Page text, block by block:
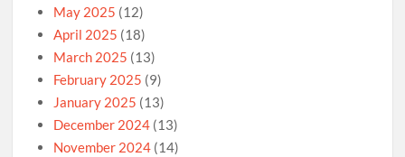
May 2025 (12)
April 2025 (18)
March 2025 (13)
February 2025 (9)
January 2025 (13)
December 2024 (13)
November 2024 (14)